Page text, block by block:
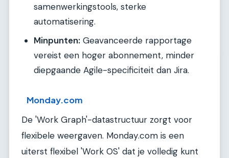
samenwerkingstools, sterke
automatisering.
Minpunten: Geavanceerde rapportage
vereist een hoger abonnement, minder
diepgaande Agile-specificiteit dan Jira.
Monday.com
De 'Work Graph'-datastructuur zorgt voor
flexibele weergaven. Monday.com is een
uiterst flexibel 'Work OS' dat je volledig kunt